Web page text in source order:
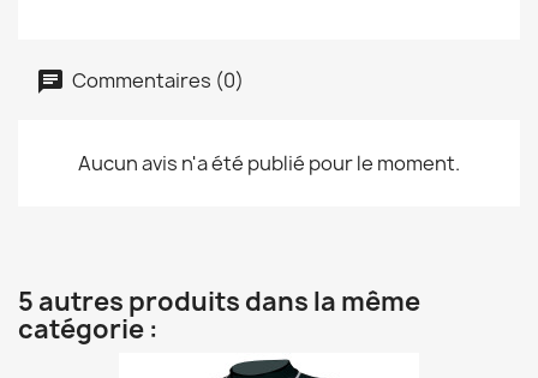
Commentaires (0)
Aucun avis n'a été publié pour le moment.
5 autres produits dans la même
catégorie :